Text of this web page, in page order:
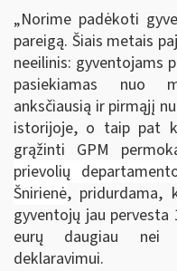
„Norime padėkoti
pareigą. Šiais metais
neeilinis: gyventojams
pasiekiamas nuo
anksčiausią ir pirmąjį
istorijoje, o taip pat
grąžinti GPM
prievolių
Šnirienė, pridurdama,
gyventojų jau
eurų daugiau nei
deklaravimui.